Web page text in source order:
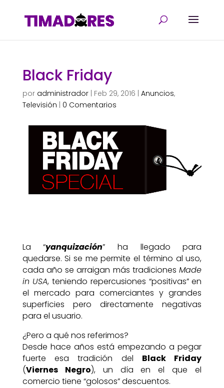
Black Friday
por administrador| Feb 29, 2016 Anuncios,
Televisión
0 Comentarios
La “yanquización” ha llegado para
quedarse. Si se me permite el término al uso,
cada año se arraigan más tradicionesMade
in USA, teniendo repercusiones “positivas” en
el mercado para comerciantes y grandes
superficies pero directamente negativas
para el usuario.
¿Pero a qué nos referimos?
Desde hace años está empezando a pegar
fuerte esa tradición del Black Friday
(Viernes Negro), un día en el que el
comercio tiene “golosos” descuentos.